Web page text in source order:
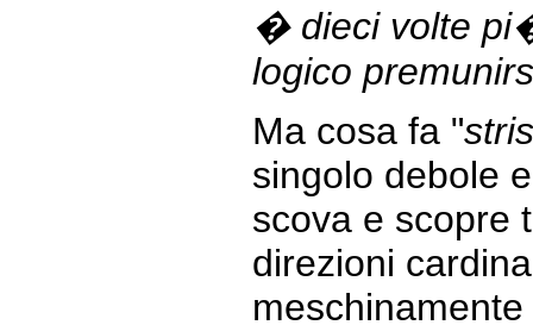
� dieci volte
logico
Ma cosa fa "
singolo debole
scova e scopre
direzioni